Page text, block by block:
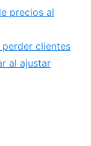
precios al
clientes
al ajustar